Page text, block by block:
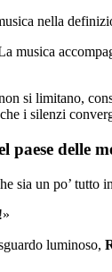
nella
musica
si limitano,
i silenzi
paese delle
sia un po’ tutto
luminoso,